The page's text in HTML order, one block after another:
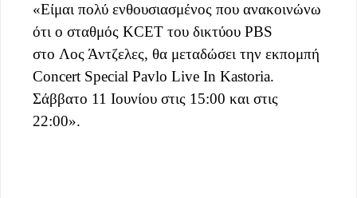
«Είμαι πολύ ενθουσιασμένος που ανακοινώνω
ότι ο σταθμός KCET του δικτύου PBS
στο Λος Άντζελες, θα μεταδώσει την εκπομπή
Concert Special Pavlo Live In Kastoria.
Σάββατο 11 Ιουνίου στις 15:00 και στις
22:00».